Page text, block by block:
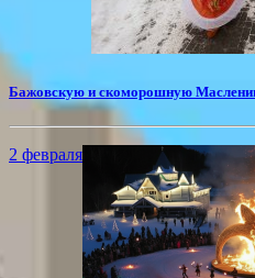
​Бажовскую и скоморошную
2 февраля